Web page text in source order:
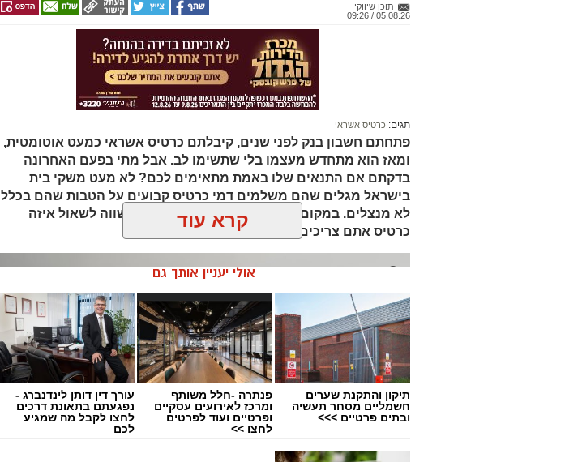
תוכן שיווקי
05.08.26 / 09:26
תגים: כרטיס אשראי
פתחתם חשבון בנק לפני שנים, קיבלתם כרטיס אשראי כמעט אוטומטית,
ומאז הוא מתחדש מעצמו בלי שתשימו לב. אבל מתי בפעם האחרונה
בדקתם אם התנאים שלו באמת מתאימים לכם? לא מעט משקי בית
בישראל מגלים שהם משלמים דמי כרטיס קבועים על הטבות שהם בכלל
לא מנצלים. במקום לשאול איזה כרטיס נתנו לכם, שווה לשאול איזה
כרטיס אתם צריכים.
קרא עוד
אולי יעניין אותך גם
תיקון והתקנת שערים
חשמליים מסחר תעשיה
ובתים פרטיים >>>
פנתרה -חלל משותף
ומרכז לאירועים עסקיים
ופרטיים ועוד לפרטים
לחצו >>
עורך דין דותן לינדנברג -
נפגעתם בתאונת דרכים
לחצו לקבל מה שמגיע
לכם